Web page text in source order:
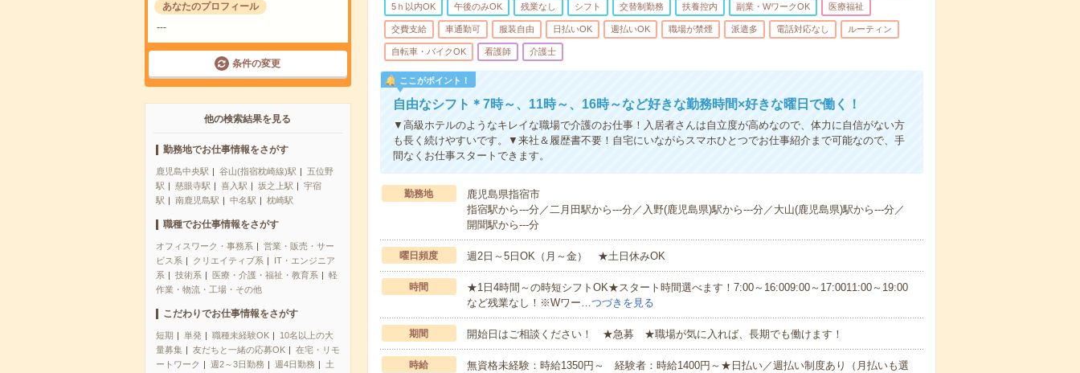
あなたのプロフィール
---
条件の変更
他の検索結果を見る
勤務地でお仕事情報をさがす
鹿児島中央駅 谷山(指宿枕崎線)駅
五位野
駅
慈眼寺駅 喜入駅 坂之上駅
宇宿
駅
南鹿児島駅 中名駅 枕崎駅
職種でお仕事情報をさがす
オフィスワーク・事務系
営業・販売・サー
ビス系
クリエイティブ系
IT・エンジニア
系
技術系 医療・介護・福祉・教育系
軽
作業・物流・工場・その他
こだわりでお仕事情報をさがす
短期 単発 職種未経験OK
10名以上の大
量募集
友だちと一緒の応募OK
在宅・リモ
ートワーク
週2～3日勤務 週4日勤務
土
5ｈ以内OK 午後のみOK 残業なし シフト 交替制勤務 扶養控内 副業・WワークOK 医療福祉
交費支給 車通勤可 服装自由 日払いOK 週払いOK 職場が禁煙 派遣多 電話対応なし ルーティン
自転車・バイクOK 看護師 介護士
ここがポイント！
自由なシフト＊7時～、11時～、16時～など好きな勤務時間×好きな曜日で働く！
▼高級ホテルのようなキレイな職場で介護のお仕事！入居者さんは自立度が高めなので、体力に自信がない方
も長く続けやすいです。▼来社＆履歴書不要！自宅にいながらスマホひとつでお仕事紹介まで可能なので、手
間なくお仕事スタートできます。
勤務地
鹿児島県指宿市
指宿駅から---分／二月田駅から---分／入野(鹿児島県)駅から---分／大山(鹿児島県)駅から---分／
開聞駅から---分
曜日頻度 週2日～5日OK（月～金） ★土日休みOK
時間
★1日4時間～の時短シフトOK★スタート時間選べます！7:00～16:009:00～17:0011:00～19:00
など残業なし！※Wワー…つづきを見る
期間 開始日はご相談ください！ ★急募 ★職場が気に入れば、長期でも働けます！
時給
無資格未経験：時給1350円～ 経験者：時給1400円～★日払い／週払い制度あり（月払いも選